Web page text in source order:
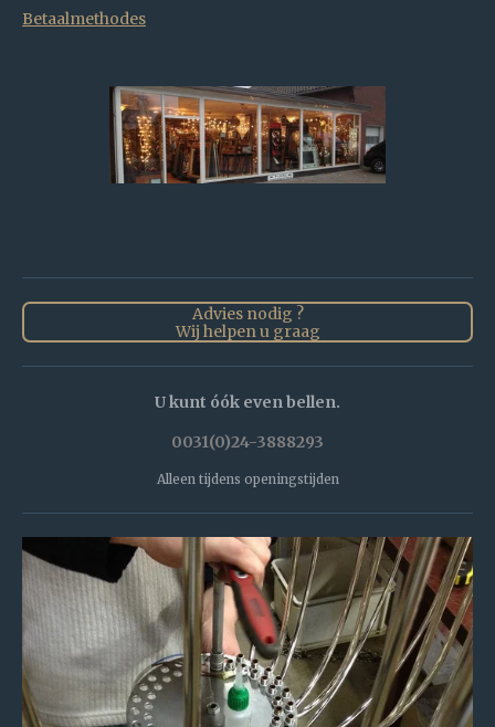
Betaalmethodes
Advies nodig ?
Wij helpen u graag
U kunt óók even bellen.
0031(0)24-3888293
Alleen tijdens openingstijden